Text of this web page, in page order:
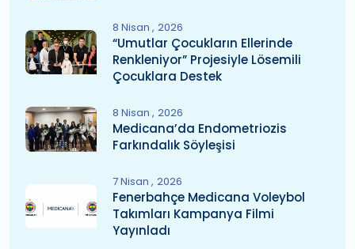
8 Nisan 2026
“Umutlar Çocukların Ellerinde
Renkleniyor” Projesiyle Lösemili
Çocuklara Destek
8 Nisan 2026
Medicana’da Endometriozis
Farkındalık Söyleşisi
7 Nisan 2026
Fenerbahçe Medicana Voleybol
Takımları Kampanya Filmi
Yayınladı